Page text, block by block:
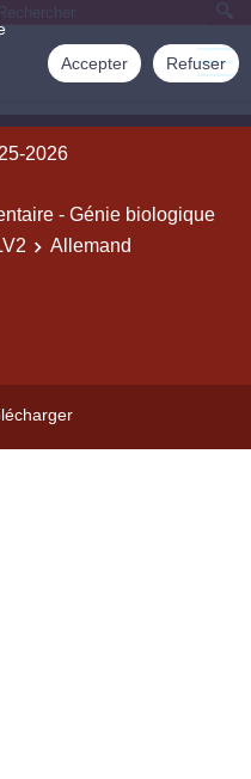
Accepter Refuser
2026
- Génie biologique
Allemand